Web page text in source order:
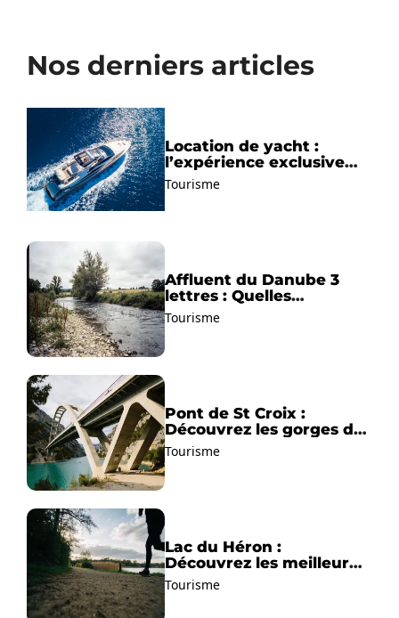
Nos derniers articles
Location de yacht :
l’expérience exclusive
pour découvrir la
Méditerranée autrement
Tourisme
Affluent du Danube 3
lettres : Quelles
solutions trouver ?
Tourisme
Pont de St Croix :
Découvrez les gorges du
Verdon !
Tourisme
Lac du Héron :
Découvrez les meilleurs
sentiers de randonnée !
Tourisme